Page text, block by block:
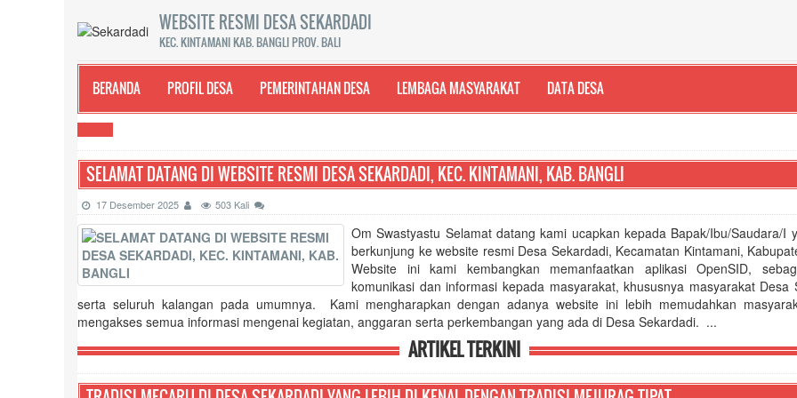
WEBSITE RESMI DESA SEKARDADI
KEC. KINTAMANI KAB. BANGLI PROV. BALI
BERANDA PROFIL DESA PEMERINTAHAN DESA LEMBAGA MASYARAKAT DATA DESA
PERDES NO. 7 TAHUN 2025 TENTANG PERUBAHAN KEDUA ATAS PERDES NO. 5 TAHUN 2024 TENTANG APBDes TAHUN ANGGARAN 2025
SELAMAT DATANG DI WEBSITE RESMI DESA SEKARDADI, KEC. KINTAMANI, KAB. BANGLI
17 Desember 2025 503 Kali
Om Swastyastu Selamat datang kami ucapkan kepada Bapak/Ibu/Saudara/I
berkunjung ke website resmi Desa Sekardadi, Kecamatan Kintamani,
Website ini kami kembangkan memanfaatkan aplikasi OpenSID,
komunikasi dan informasi kepada masyarakat, khususnya masyarakat Desa
serta seluruh kalangan pada umumnya. Kami mengharapkan dengan adanya website ini lebih memudahkan
mengakses semua informasi mengenai kegiatan, anggaran serta perkembangan yang ada di Desa Sekardadi. ...
ARTIKEL TERKINI